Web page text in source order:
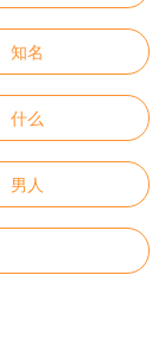
知名
什么
男人